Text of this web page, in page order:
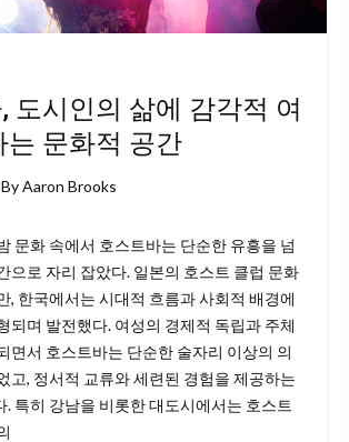
도시인의 삶에 감각적 여
는 문화적 공간
ByAaron Brooks
문화 속에서 호스트바는 단순한 유흥을 넘
으로 자리 잡았다. 일본의 호스트 클럽 문화
, 한국에서는 시대적 흐름과 사회적 배경에
되며 발전했다. 여성의 경제적 독립과 주체
면서 호스트바는 단순한 술자리 이상의 의
고, 정서적 교류와 세련된 경험을 제공하는
. 특히 강남을 비롯한 대도시에서는 호스트